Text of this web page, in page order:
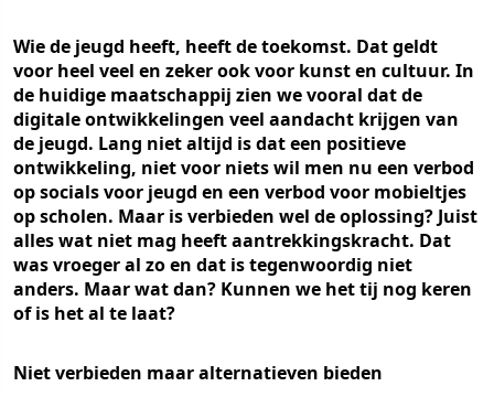
Wie de jeugd heeft, heeft de toekomst. Dat geldt
voor heel veel en zeker ook voor kunst en cultuur. In
de huidige maatschappij zien we vooral dat de
digitale ontwikkelingen veel aandacht krijgen van
de jeugd. Lang niet altijd is dat een positieve
ontwikkeling, niet voor niets wil men nu een verbod
op socials voor jeugd en een verbod voor mobieltjes
op scholen. Maar is verbieden wel de oplossing? Juist
alles wat niet mag heeft aantrekkingskracht. Dat
was vroeger al zo en dat is tegenwoordig niet
anders. Maar wat dan? Kunnen we het tij nog keren
of is het al te laat?
Niet verbieden maar alternatieven bieden